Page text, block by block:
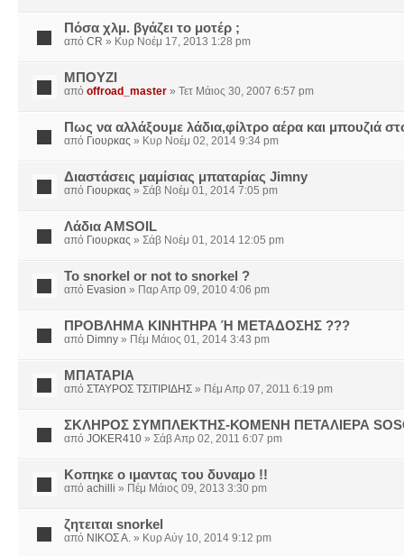
Πόσα χλμ. βγάζει το μοτέρ ;
από CR » Κυρ Νοέμ 17, 2013 1:28 pm
ΜΠΟΥΖΙ
από offroad_master » Τετ Μάιος 30, 2007 6:57 pm
Πως να αλλάξουμε λάδια,φίλτρο αέρα και μπουζιά
από Γιουρκας » Κυρ Νοέμ 02, 2014 9:34 pm
Διαστάσεις μαμίσιας μπαταρίας Jimny
από Γιουρκας » Σάβ Νοέμ 01, 2014 7:05 pm
Λάδια ΑMSOIL
από Γιουρκας » Σάβ Νοέμ 01, 2014 12:05 pm
To snorkel or not to snorkel ?
από Evasion » Παρ Απρ 09, 2010 4:06 pm
ΠΡΟΒΛΗΜΑ ΚΙΝΗΤΗΡΑ Ή ΜΕΤΑΔΟΣΗΣ ???
από Dimny » Πέμ Μάιος 01, 2014 3:43 pm
ΜΠΑΤΑΡΙΑ
από ΣΤΑΥΡΟΣ ΤΣΙΤΙΡΙΔΗΣ » Πέμ Απρ 07, 2011 6:19 pm
ΣΚΛΗΡΟΣ ΣΥΜΠΛΕΚΤΗΣ-ΚΟΜΕΝΗ ΠΕΤΑΛΙΕΡΑ
από JOKER410 » Σάβ Απρ 02, 2011 6:07 pm
Κοπηκε ο ιμαντας του δυναμο !!
από achilli » Πέμ Μάιος 09, 2013 3:30 pm
ζητειται snorkel
από ΝΙΚΟΣ Α. » Κυρ Αύγ 10, 2014 9:12 pm